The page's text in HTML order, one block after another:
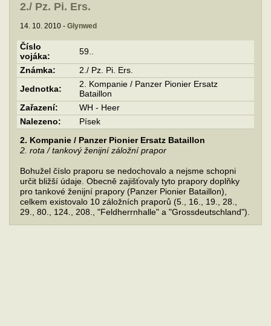
2./ Pz. Pi. Ers.
14. 10. 2010 - Glynwed
Číslo
vojáka:
59..
Známka: 2./ Pz. Pi. Ers.
Jednotka:
2. Kompanie / Panzer Pionier Ersatz
Bataillon
Zařazení:
WH - Heer
Nalezeno:
Písek
2. Kompanie / Panzer Pionier Ersatz Bataillon
2. rota / tankový ženijní záložní prapor
Bohužel číslo praporu se nedochovalo a nejsme schopni
určit bližší údaje. Obecně zajišťovaly tyto prapory doplňky
pro tankové ženijní prapory (Panzer Pionier Bataillon),
celkem existovalo 10 záložních praporů (5., 16., 19., 28.,
29., 80., 124., 208., "Feldherrnhalle" a "Grossdeutschland").